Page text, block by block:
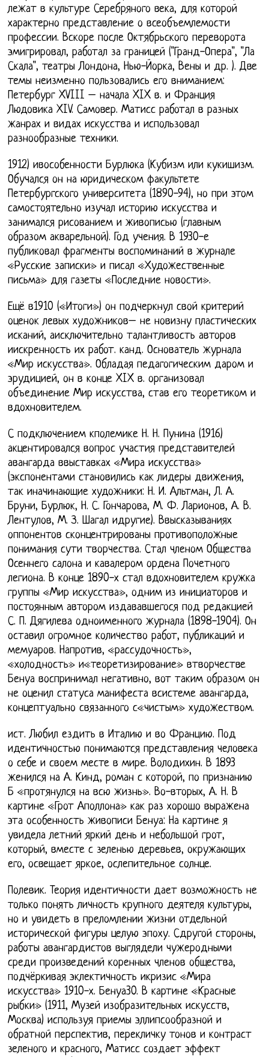
лежат в культуре Серебряного века, для которой
характерно представление о всеобъемлемости
профессии. Вскоре после Октябрьского переворота
эмигрировал, работал за границей ("Гранд-Опера", "Ла
Скала", театры Лондона, Нью-Йорка, Вены и др. ). Две
темы неизменно пользовались его вниманием:
Петербург XVIII – начала XIX в. и Франция
Людовика XIV. Самовер. Матисс работал в разных
жанрах и видах искусства и использовал
разнообразные техники.
1912) ивособенности Бурлюка (Кубизм или кукишизм.
Обучался он на юридическом факультете
Петербургского университета (1890-94), но при этом
самостоятельно изучал историю искусства и
занимался рисованием и живописью (главным
образом акварельной). Год учения. В 1930-е
публиковал фрагменты воспоминаний в журнале
«Русские записки» и писал «Художественные
письма» для газеты «Последние новости».
Ещё в1910 («Итоги») он подчеркнул свой критерий
оценок левых художников– не новизну пластических
исканий, аисключительно талантливость авторов
иискренность их работ. канд. Основатель журнала
«Мир искусства». Обладая педагогическим даром и
эрудицией, он в конце XIX в. организовал
объединение Мир искусства, став его теоретиком и
вдохновителем.
С подключением кполемике Н. Н. Пунина (1916)
акцентировался вопрос участия представителей
авангарда ввыставках «Мира искусства»
(экспонентами становились как лидеры движения,
так иначинающие художники: Н. И. Альтман, Л. А.
Бруни, Бурлюк, Н. С. Гончарова, М. Ф. Ларионов, А. В.
Лентулов, М. З. Шагал идругие). Ввысказываниях
оппонентов сконцентрированы противоположные
понимания сути творчества. Стал членом Общества
Осеннего салона и кавалером ордена Почетного
легиона. В конце 1890-х стал вдохновителем кружка
группы «Мир искусства», одним из инициаторов и
постоянным автором издававшегося под редакцией
С. П. Дягилева одноименного журнала (1898-1904). Он
оставил огромное количество работ, публикаций и
мемуаров. Напротив, «рассудочность»,
«холодность» и«теоретизирование» втворчестве
Бенуа воспринимал негативно, вот таким образом он
не оценил статуса манифеста всистеме авангарда,
концептуально связанного с«чистым» художеством.
ист. Любил ездить в Италию и во Францию. Под
идентичностью понимаются представления человека
о себе и своем месте в мире. Володихин. В 1893
женился на А. Кинд, роман с которой, по признанию
Б «протянулся на всю жизнь». Во-вторых, А. Н. В
картине «Грот Аполлона» как раз хорошо выражена
эта особенность живописи Бенуа: На картине я
увидела летний яркий день и небольшой грот,
который, вместе с зеленью деревьев, окружающих
его, освещает яркое, ослепительное солнце.
Полевик. Теория идентичности дает возможность не
только понять личность крупного деятеля культуры,
но и увидеть в преломлении жизни отдельной
исторической фигуры целую эпоху. Сдругой стороны,
работы авангардистов выглядели чужеродными
среди произведений коренных членов общества,
подчёркивая эклектичность икризис «Мира
искусства» 1910-х. Бенуа30. В картине «Красные
рыбки» (1911, Музей изобразительных искусств,
Москва) используя приемы эллипсообразной и
обратной перспектив, перекличку тонов и контраст
зеленого и красного, Матисс создает эффект